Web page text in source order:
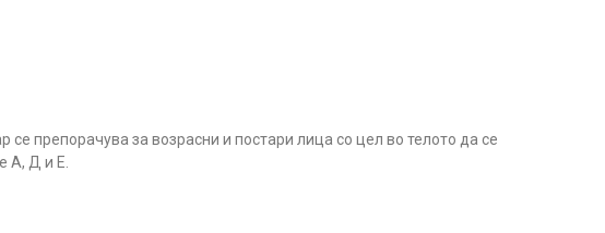
препорачува за возрасни и постари лица со цел во телото да се
А, Д и Е.